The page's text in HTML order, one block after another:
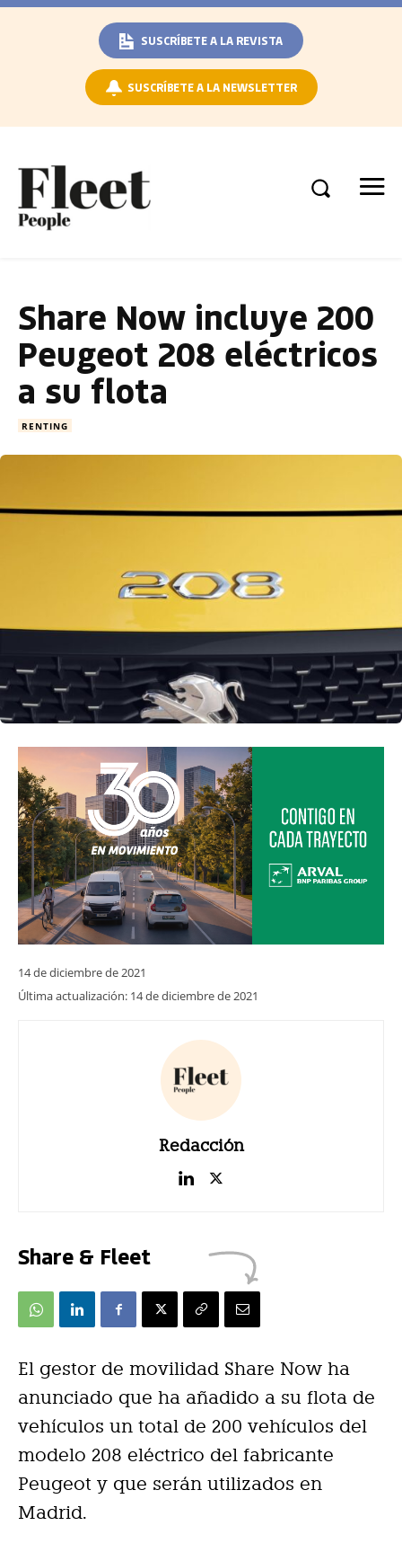
SUSCRÍBETE A LA REVISTA
SUSCRÍBETE A LA NEWSLETTER
Share Now incluye 200
Peugeot 208 eléctricos
a su flota
RENTING
14 de diciembre de 2021
Última actualización: 14 de diciembre de 2021
Redacción
Share & Fleet
El gestor de movilidad Share Now ha
anunciado que ha añadido a su flota de
vehículos un total de 200 vehículos del
modelo 208 eléctrico del fabricante
Peugeot y que serán utilizados en
Madrid.